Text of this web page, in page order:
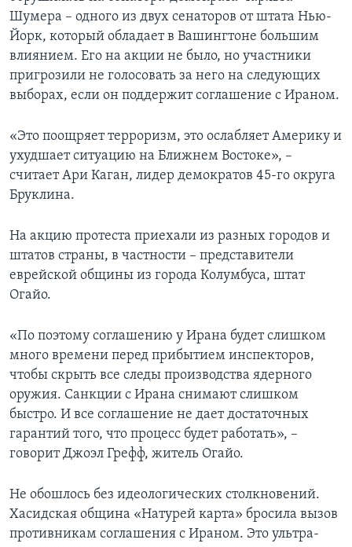
Шумера – одного из двух сенаторов от штата Нью-
Йорк, который обладает в Вашингтоне большим
влиянием. Его на акции не было, но участники
пригрозили не голосовать за него на следующих
выборах, если он поддержит соглашение с Ираном.
«Это поощряет терроризм, это ослабляет Америку и
ухудшает ситуацию на Ближнем Востоке», –
считает Ари Каган, лидер демократов 45-го округа
Бруклина.
На акцию протеста приехали из разных городов и
штатов страны, в частности – представители
еврейской общины из города Колумбуса, штат
Огайо.
«По поэтому соглашению у Ирана будет слишком
много времени перед прибытием инспекторов,
чтобы скрыть все следы производства ядерного
оружия. Санкции с Ирана снимают слишком
быстро. И все соглашение не дает достаточных
гарантий того, что процесс будет работать», –
говорит Джоэл Грефф, житель Огайо.
Не обошлось без идеологических столкновений.
Хасидская община «Натурей карта» бросила вызов
противникам соглашения с Ираном. Это ультра-